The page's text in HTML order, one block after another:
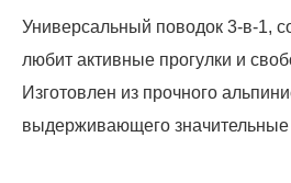
Универсальный поводок 3-в-1,
любит активные прогулки и
Изготовлен из прочного
выдерживающего значительные